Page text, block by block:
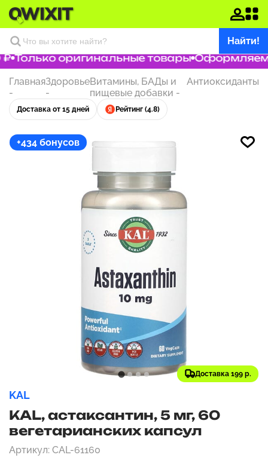
Найти!
Только оригинальные товары Оформляем
Главная
-
Здоровье
-
Витамины, БАДы и
пищевые добавки -
Антиоксиданты
Доставка от 15 дней Рейтинг (4.8)
+434 бонусов
Доставка 199 р.
KAL
KAL, астаксантин, 5 мг, 60
вегетарианских капсул
Артикул: CAL-61160